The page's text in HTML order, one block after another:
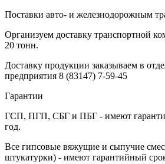
Поставки авто- и железнодорожным
Организуем доставку транспортной
20 тонн.
Доставку продукции заказываем в
предприятия 8 (83147) 7-59-45
Гарантии
ГСП, ПГП, СБГ и ПБГ - имеют
год.
Все гипсовые вяжущие и сыпучие
штукатурки) - имеют гарантийный